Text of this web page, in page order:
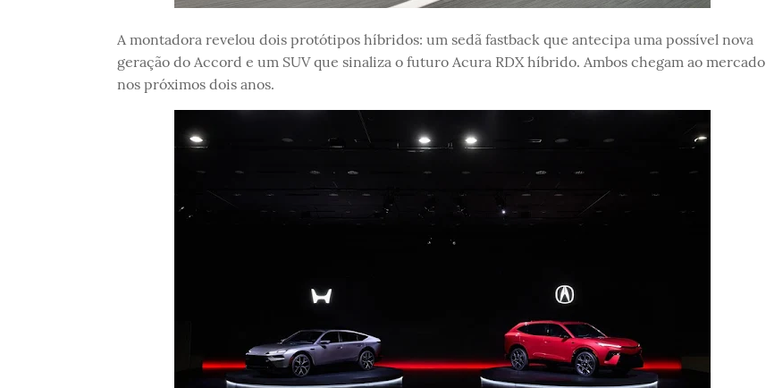
A montadora revelou dois protótipos híbridos: um sedã fastback que antecipa uma possível nova
geração do Accord e um SUV que sinaliza o futuro Acura RDX híbrido. Ambos chegam ao mercado
nos próximos dois anos.